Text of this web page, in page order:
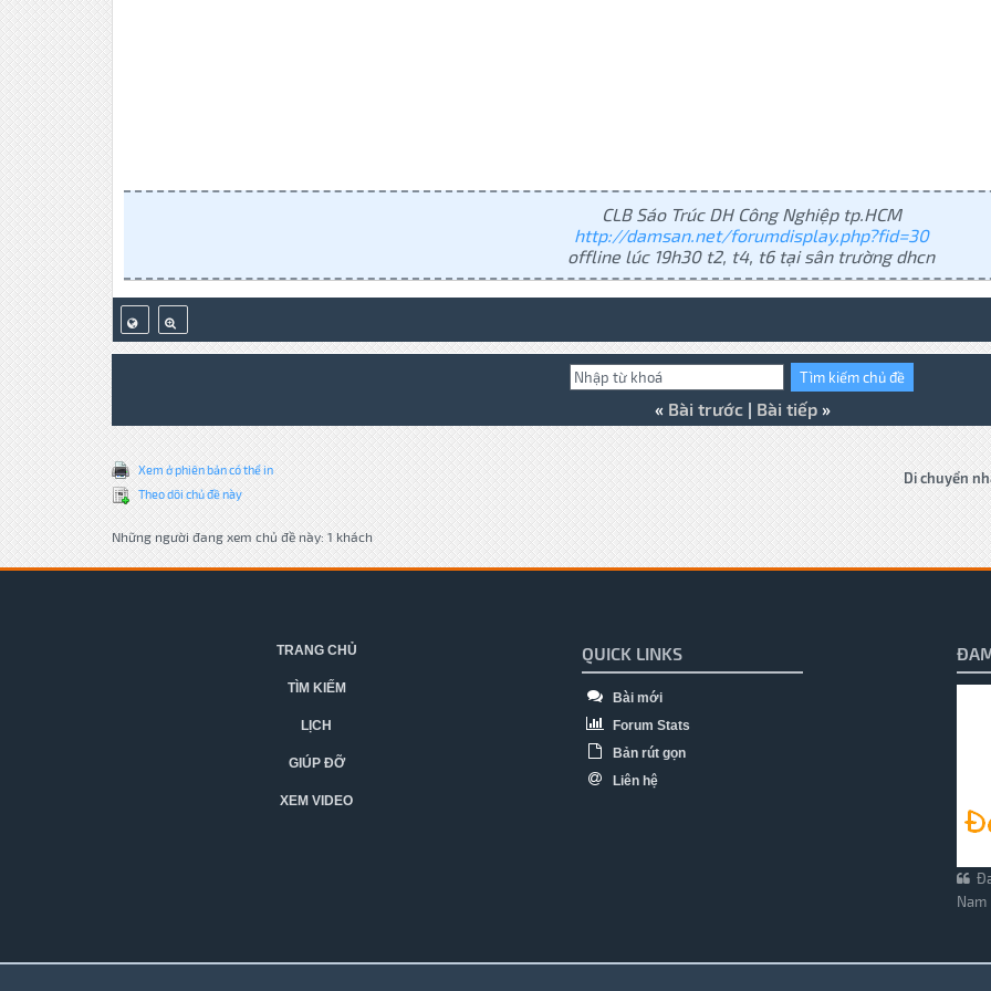
CLB Sáo Trúc DH Công Nghiệp tp.HCM
http://damsan.net/forumdisplay.php?fid=30
offline lúc 19h30 t2, t4, t6 tại sân trường dhcn
« Bài trước | Bài tiếp »
Xem ở phiên bản có thể in
Theo dõi chủ đề này
Di chuyển
Những người đang xem chủ đề này: 1 khách
TRANG CHỦ
TÌM KIẾM
LỊCH
GIÚP ĐỠ
XEM VIDEO
QUICK LINKS
Bài mới
Forum Stats
Bản rút gọn
Liên hệ
Nam